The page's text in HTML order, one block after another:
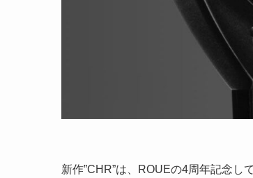
新作”CHR”は、ROUEの4周年記念し